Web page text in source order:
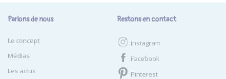
Parlons de nous
Le concept
Médias
Les actus
Restons en contact
Instagram
Facebook
Pinterest